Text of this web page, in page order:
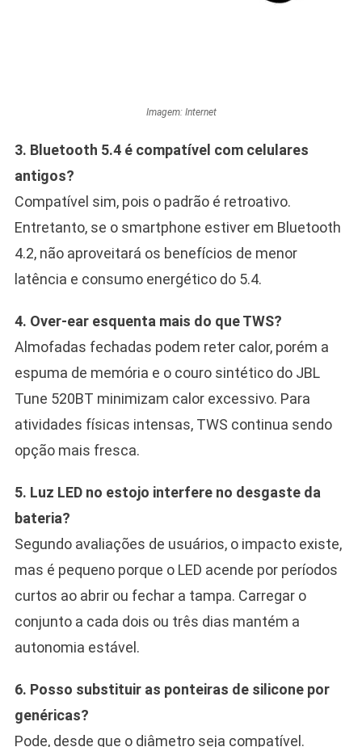
Imagem: Internet
3. Bluetooth 5.4 é compatível com celulares
antigos?
Compatível sim, pois o padrão é retroativo.
Entretanto, se o smartphone estiver em Bluetooth
4.2, não aproveitará os benefícios de menor
latência e consumo energético do 5.4.
4. Over-ear esquenta mais do que TWS?
Almofadas fechadas podem reter calor, porém a
espuma de memória e o couro sintético do JBL
Tune 520BT minimizam calor excessivo. Para
atividades físicas intensas, TWS continua sendo
opção mais fresca.
5. Luz LED no estojo interfere no desgaste da
bateria?
Segundo avaliações de usuários, o impacto existe,
mas é pequeno porque o LED acende por períodos
curtos ao abrir ou fechar a tampa. Carregar o
conjunto a cada dois ou três dias mantém a
autonomia estável.
6. Posso substituir as ponteiras de silicone por
genéricas?
Pode, desde que o diâmetro seja compatível.